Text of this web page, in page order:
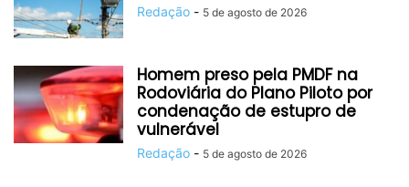
Redação - 5 de agosto de 2026
Homem preso pela PMDF na
Rodoviária do Plano Piloto por
condenação de estupro de
vulnerável
Redação - 5 de agosto de 2026